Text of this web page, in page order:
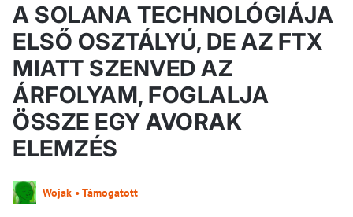
A SOLANA TECHNOLÓGIÁJA
ELSŐ OSZTÁLYÚ, DE AZ FTX
MIATT SZENVED AZ
ÁRFOLYAM, FOGLALJA
ÖSSZE EGY AVORAK
ELEMZÉS
Wojak • Támogatott